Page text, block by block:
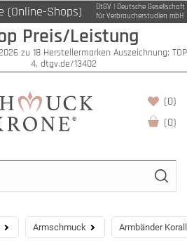
(Online-Shops)
DtGV | Deutsche Gesellschaft
für Verbraucherstudien mbH
Preis/Leistung
zu 18 Herstellermarken Auszeichnung: TOP
4, dtgv.de/13402
(0)
(0)
Armschmuck Armbänder